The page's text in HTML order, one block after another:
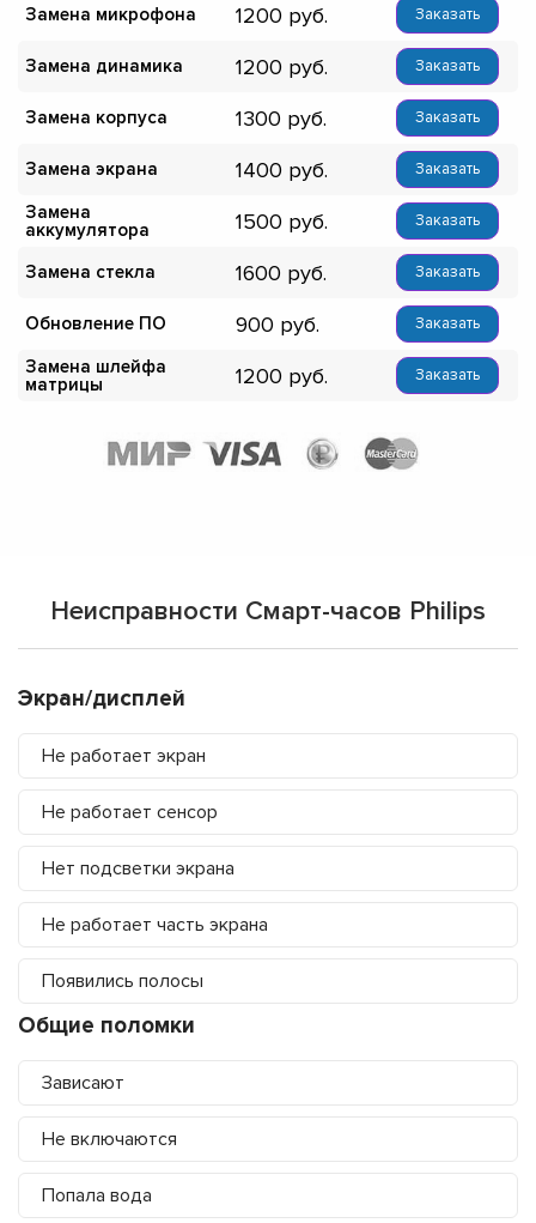
Замена микрофона 1200 Заказать
Замена динамика 1200 Заказать
Замена корпуса 1300 Заказать
Замена экрана 1400 Заказать
Замена
аккумулятора
1500 Заказать
Замена стекла 1600 Заказать
Обновление ПО 900 Заказать
Замена шлейфа
матрицы
1200 Заказать
Неисправности Смарт-часов Philips
Экран/дисплей
Не работает экран
Не работает сенсор
Нет подсветки экрана
Не работает часть экрана
Появились полосы
Общие поломки
Зависают
Не включаются
Попала вода